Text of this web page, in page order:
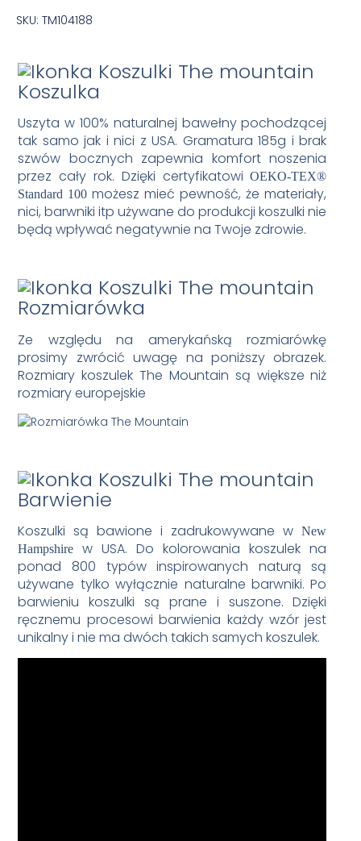
SKU: TM104188
Koszulka
Uszyta w 100% naturalnej bawełny pochodzącej
tak samo jak i nici z USA. Gramatura 185g i brak
szwów bocznych zapewnia komfort noszenia
przez cały rok. Dzięki certyfikatowiOEKO-TEX®
Standard 100możesz mieć pewność, że materiały,
nici, barwniki itp używane do produkcji koszulki nie
będą wpływać negatywnie na Twoje zdrowie.
Rozmiarówka
Ze względu na amerykańską rozmiarówkę
prosimy zwrócić uwagę na poniższy obrazek.
Rozmiary koszulek The Mountain są większe niż
rozmiary europejskie
Barwienie
Koszulki są bawione i zadrukowywane wNew
Hampshire
w USA. Do kolorowania koszulek na
ponad 800 typów inspirowanych naturą są
używane tylko wyłącznie naturalne barwniki. Po
barwieniu koszulki są prane i suszone. Dzięki
ręcznemu procesowi barwienia każdy wzór jest
unikalny i nie ma dwóch takich samych koszulek.